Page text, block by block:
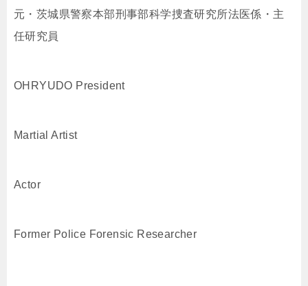
元・茨城県警察本部刑事部科学捜査研究所法医係・主
任研究員
OHRYUDO President
Martial Artist
Actor
Former Police Forensic Researcher